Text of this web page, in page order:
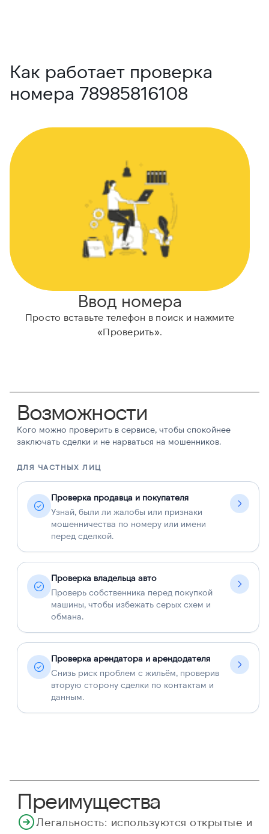
Как работает проверка
номера 78985816108
Ввод номера
Просто вставьте телефон в поиск и нажмите
«Проверить».
Возможности
Кого можно проверить в сервисе, чтобы спокойнее
заключать сделки и не нарваться на мошенников.
ДЛЯ ЧАСТНЫХ ЛИЦ
Проверка продавца и покупателя
Узнай, были ли жалобы или признаки
мошенничества по номеру или имени
перед сделкой.
Проверка владельца авто
Проверь собственника перед покупкой
машины, чтобы избежать серых схем и
обмана.
Проверка арендатора и арендодателя
Снизь риск проблем с жильём, проверив
вторую сторону сделки по контактам и
данным.
Преимущества
Легальность: используются открытые и